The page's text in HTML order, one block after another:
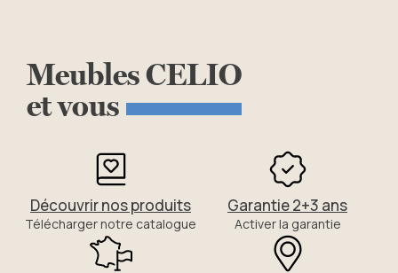
MeublesCELIO
etvous
Découvrir nos produits
Télécharger notre catalogue
Garantie 2+3 ans
Activer la garantie